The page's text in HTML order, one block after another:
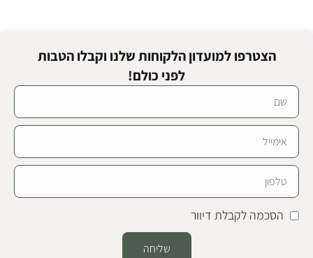
הצטרפו למועדון הלקוחות שלנו וקבלו הטבות
לפני כולם!
הסכמה לקבלת דיוור
שליחה